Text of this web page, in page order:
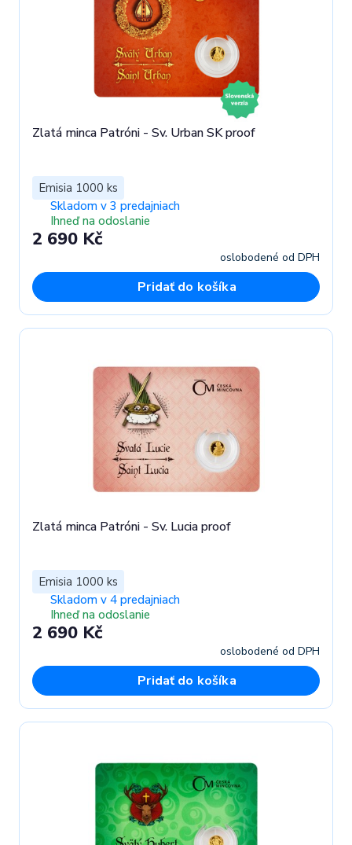
Zlatá minca Patróni - Sv. Urban SK proof
Emisia 1000 ks
Skladom v 3 predajniach
Ihneď na odoslanie
2 690 Kč
oslobodené od DPH
Pridať do košíka
Zlatá minca Patróni - Sv. Lucia proof
Emisia 1000 ks
Skladom v 4 predajniach
Ihneď na odoslanie
2 690 Kč
oslobodené od DPH
Pridať do košíka